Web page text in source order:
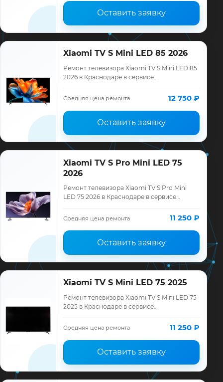
Оставить заявку
Xiaomi TV S Mini LED 85 2026
Ремонт телевизора Xiaomi TV S Mini LED 85
2026 в Краснодаре в сервисе
смета до ремонта, запчасти и гарантия до
12…
Средняя цена ремонта 12 750 ₽
Оставить заявку
Xiaomi TV S Pro Mini LED 75
2026
Ремонт телевизора Xiaomi TV S Pro Mini
LED 75 2026 в Краснодаре в сервисе
смета до ремонта, запчасти и гарантия д…
Средняя цена ремонта 11 250 ₽
Оставить заявку
Xiaomi TV S Mini LED 75 2025
Ремонт телевизора Xiaomi TV S Mini LED 75
2025 в Краснодаре в сервисе
смета до ремонта, запчасти и гарантия до
12…
Средняя цена ремонта 11 250 ₽
Оставить заявку